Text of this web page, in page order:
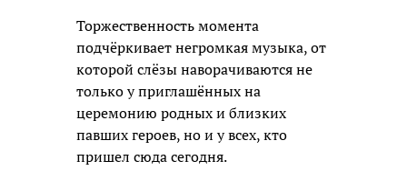
Торжественность момента
подчёркивает негромкая музыка, от
которой слёзы наворачиваются не
только у приглашённых на
церемонию родных и близких
павших героев, но и у всех, кто
пришел сюда сегодня.